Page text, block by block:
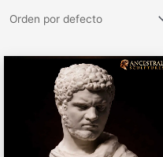
Rango
de
precios:
desde
€79,95
hasta
€679,00
producto
variantes.